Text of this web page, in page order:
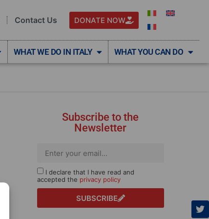
Contact Us DONATE NOW
WHAT WE DO IN ITALY WHAT YOU CAN DO
Subscribe to the
Newsletter
I declare that I have read and
accepted the privacy policy
SUBSCRIBE